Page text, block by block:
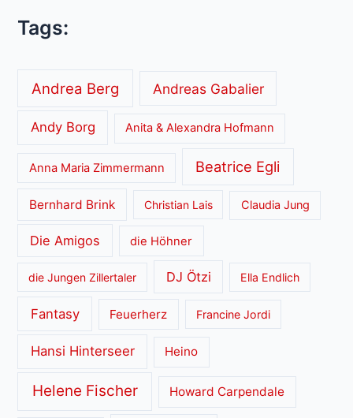
Tags:
Andrea Berg Andreas Gabalier
Andy Borg Anita & Alexandra Hofmann
Anna Maria Zimmermann Beatrice Egli
Bernhard Brink Christian Lais Claudia Jung
Die Amigos die Höhner
die Jungen Zillertaler DJ Ötzi Ella Endlich
Fantasy Feuerherz Francine Jordi
Hansi Hinterseer Heino
Helene Fischer Howard Carpendale